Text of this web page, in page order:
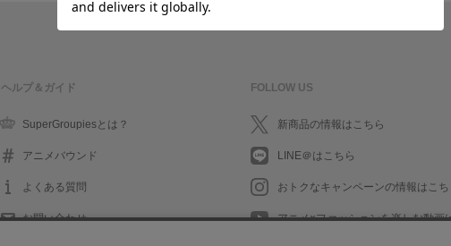
ヘルプ＆ガイド
SuperGroupiesとは？
アニメバウンド
よくある質問
お問い合わせ
FOLLOW US
新商品の情報はこちら
LINE＠はこちら
おトクなキャンペーンの情報はこち
アニメ×ファッションを楽しむ動画